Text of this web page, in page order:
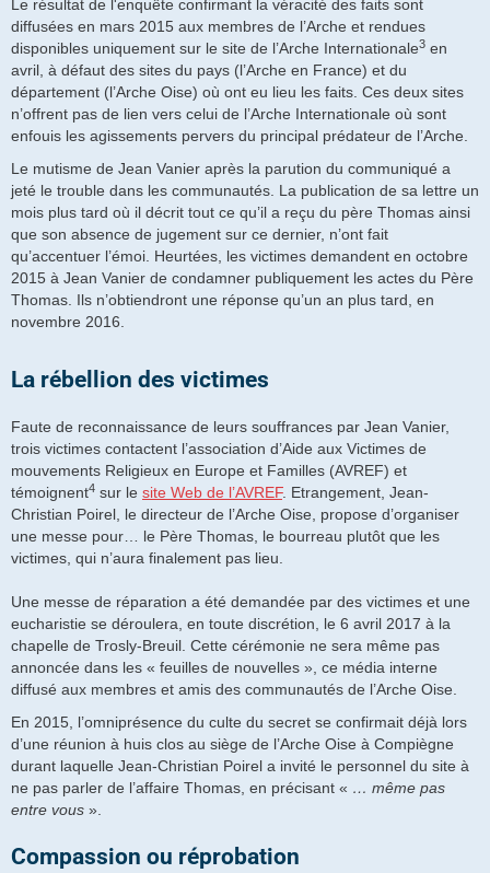
Le résultat de l'enquête confirmant la véracité des faits sont
diffusées en mars 2015 aux membres de l’Arche et rendues
disponibles uniquement sur le site de l’Arche Internationale3 en
avril, à défaut des sites du pays (l’Arche en France) et du
département (l’Arche Oise) où ont eu lieu les faits. Ces deux sites
n’offrent pas de lien vers celui de l’Arche Internationale où sont
enfouis les agissements pervers du principal prédateur de l’Arche.
Le mutisme de Jean Vanier après la parution du communiqué a
jeté le trouble dans les communautés. La publication de sa lettre un
mois plus tard où il décrit tout ce qu’il a reçu du père Thomas ainsi
que son absence de jugement sur ce dernier, n’ont fait
qu’accentuer l’émoi. Heurtées, les victimes demandent en octobre
2015 à Jean Vanier de condamner publiquement les actes du Père
Thomas. Ils n’obtiendront une réponse qu’un an plus tard, en
novembre 2016.
La rébellion des victimes
Faute de reconnaissance de leurs souffrances par Jean Vanier,
trois victimes contactent l’association d’Aide aux Victimes de
mouvements Religieux en Europe et Familles (AVREF) et
témoignent4 sur le site Web de l’AVREF. Etrangement, Jean-
Christian Poirel, le directeur de l’Arche Oise, propose d’organiser
une messe pour… le Père Thomas, le bourreau plutôt que les
victimes, qui n’aura finalement pas lieu.
Une messe de réparation a été demandée par des victimes et une
eucharistie se déroulera, en toute discrétion, le 6 avril 2017 à la
chapelle de Trosly-Breuil. Cette cérémonie ne sera même pas
annoncée dans les « feuilles de nouvelles », ce média interne
diffusé aux membres et amis des communautés de l’Arche Oise.
En 2015, l’omniprésence du culte du secret se confirmait déjà lors
d’une réunion à huis clos au siège de l’Arche Oise à Compiègne
durant laquelle Jean-Christian Poirel a invité le personnel du site à
ne pas parler de l’affaire Thomas, en précisant « … même pas
entre vous ».
Compassion ou réprobation